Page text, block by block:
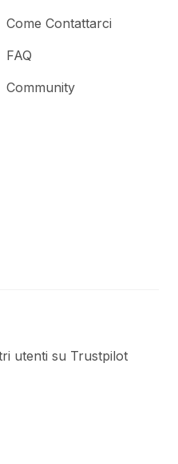
Come Contattarci
FAQ
Community
utenti su Trustpilot